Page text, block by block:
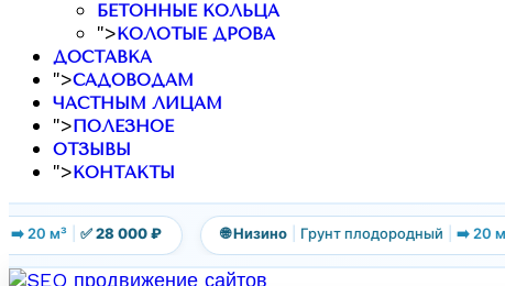
БЕТОННЫЕ КОЛЬЦА
">КОЛОТЫЕ ДРОВА
ДОСТАВКА
">САДОВОДАМ
ЧАСТНЫМ ЛИЦАМ
">ПОЛЕЗНОЕ
ОТЗЫВЫ
">КОНТАКТЫ
20 м³ | ✅ 28 000 ₽ 🌐 Низино | Грунт плодородный | ➡️ 20 м³ |